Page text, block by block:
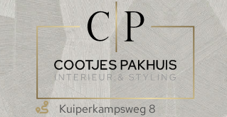
Kuiperkampsweg 8